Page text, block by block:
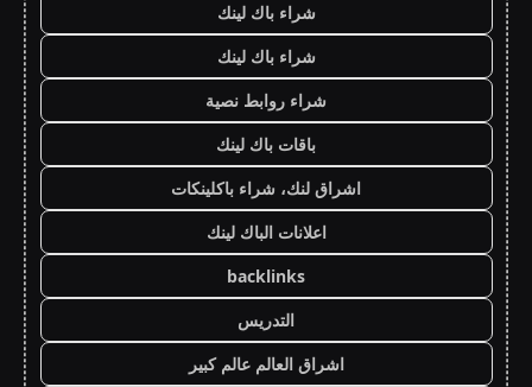
شراء باك لينك
شراء باك لينك
شراء روابط نصية
باقات باك لينك
اشراق لنك، شراء باكلينكات
اعلانات الباك لينك
backlinks
التدريس
اشراق العالم عالم كبير